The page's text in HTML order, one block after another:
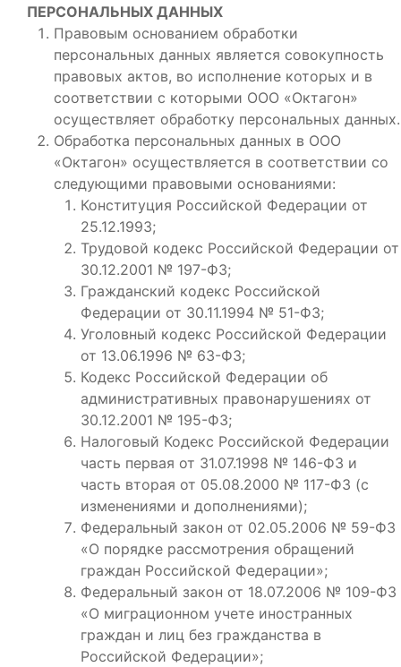
ПЕРСОНАЛЬНЫХ ДАННЫХ
Правовым основанием обработки
персональных данных является совокупность
правовых актов, во исполнение которых и в
соответствии с которыми ООО «Октагон»
осуществляет обработку персональных данных.
Обработка персональных данных в ООО
«Октагон» осуществляется в соответствии со
следующими правовыми основаниями:
Конституция Российской Федерации от
25.12.1993;
Трудовой кодекс Российской Федерации от
30.12.2001 № 197-ФЗ;
Гражданский кодекс Российской
Федерации от 30.11.1994 № 51-ФЗ;
Уголовный кодекс Российской Федерации
от 13.06.1996 № 63-ФЗ;
Кодекс Российской Федерации об
административных правонарушениях от
30.12.2001 № 195-ФЗ;
Налоговый Кодекс Российской Федерации
часть первая от 31.07.1998 № 146-ФЗ и
часть вторая от 05.08.2000 № 117-ФЗ (с
изменениями и дополнениями);
Федеральный закон от 02.05.2006 № 59-ФЗ
«О порядке рассмотрения обращений
граждан Российской Федерации»;
Федеральный закон от 18.07.2006 № 109-ФЗ
«О миграционном учете иностранных
граждан и лиц без гражданства в
Российской Федерации»;